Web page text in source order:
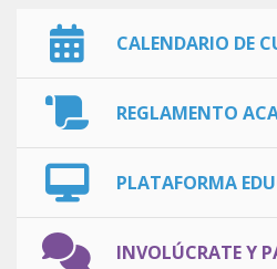
CALENDARIO DE
REGLAMENTO
PLATAFORMA
INVOLÚCRATE Y